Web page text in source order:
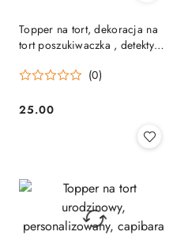
Topper na tort, dekoracja na
tort poszukiwaczka , detektyw
(0)
Cena:
25.00